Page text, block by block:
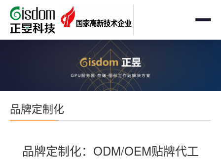
首页
AMD企业级工作站
Intel 企业级工作站
GPU运算工作站
服务器
通用服务器
存储
OEM定制化
品牌定制化
品牌定制化：ODM/OEM贴牌代工